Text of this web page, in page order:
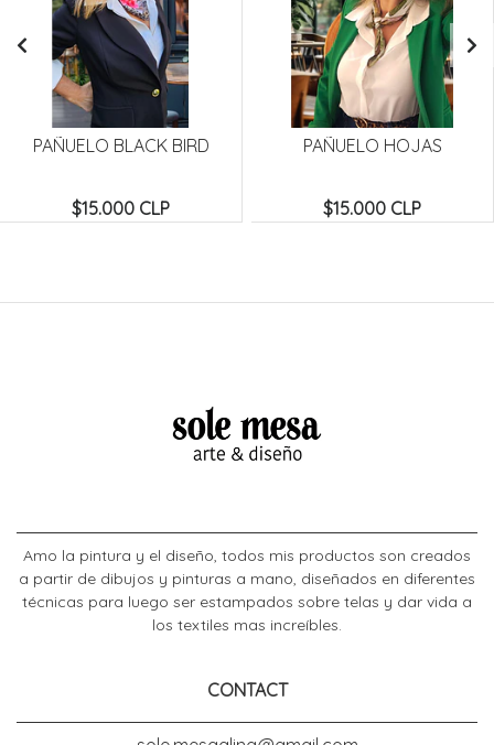
PAÑUELO BLACK BIRD
$15.000 CLP
PAÑUELO HOJAS
$15.000 CLP
Amo la pintura y el diseño, todos mis productos son creados
a partir de dibujos y pinturas a mano, diseñados en diferentes
técnicas para luego ser estampados sobre telas y dar vida a
los textiles mas increíbles.
CONTACT